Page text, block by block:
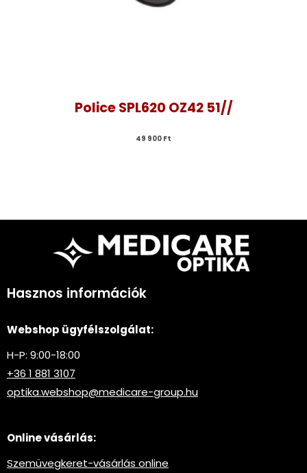
Police SPL620 OZ42 51//
49 900 Ft
Hasznos információk
Webshop ügyfélszolgálat:
H-P: 9:00-18:00
+36 1 881 3107
optika.webshop@medicare-group.hu
Online vásárlás:
Szemüvegkeret-vásárlás online